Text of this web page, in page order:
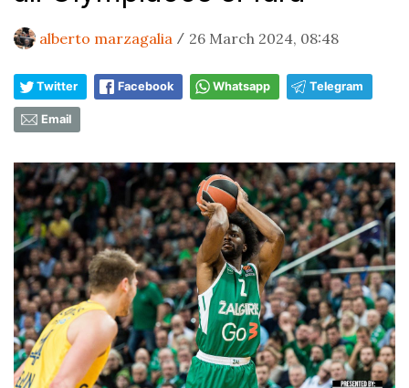
alberto marzagalia / 26 March 2024, 08:48
Twitter Facebook Whatsapp Telegram
Email